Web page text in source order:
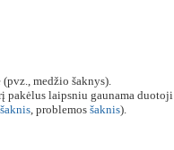
(pvz., medžio šaknys).
pakėlus laipsniu gaunama duotoji
šaknis, problemos šaknis).